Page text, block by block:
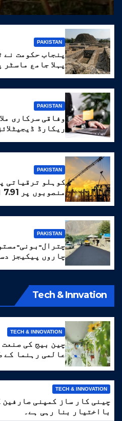
PAKISTAN
پنجاب حکومت نے
پہلا جامع ماسٹر
PAKISTAN
ریکارڈ
PAKISTAN
منصوبوں پر 7.91 ارب روپے خرچ
PAKISTAN
چترال-بونی-
Tech & Innvation
TECH & INNOVATION
چین بیج کی
عالمی رہنما کے
TECH & INNOVATION
چینی کار ساز کمپنی
بااختیار بنا رہی ہے۔